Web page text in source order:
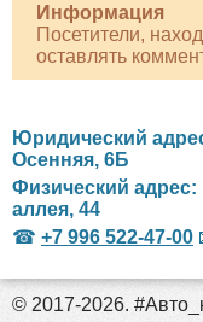
Информация
Посетители,
оставлять
Юридический
Осенняя, 6Б
Физический адрес:
аллея, 44
☎ +7 996 522-47-00
© 2017-2026.